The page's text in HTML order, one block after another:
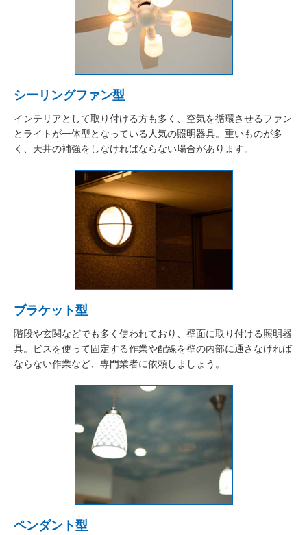
シーリングファン型
インテリアとして取り付ける方も多く、空気を循環させるファン
とライトが一体型となっている人気の照明器具。重いものが多
く、天井の補強をしなければならない場合があります。
ブラケット型
階段や玄関などでも多く使われており、壁面に取り付ける照明器
具。ビスを使って固定する作業や配線を壁の内部に通さなければ
ならない作業など、専門業者に依頼しましょう。
ペンダント型